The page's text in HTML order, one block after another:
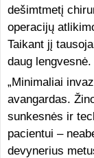
dešimtmetį
operacijų
Taikant jį
daug lengvesnė.
„Minimaliai
avangardas.
sunkesnės ir
pacientui –
devynerius